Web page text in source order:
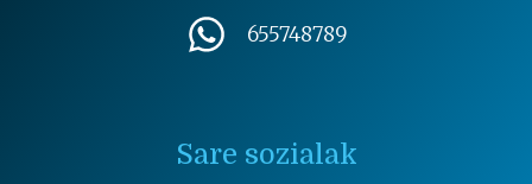
655748789
Sare sozialak